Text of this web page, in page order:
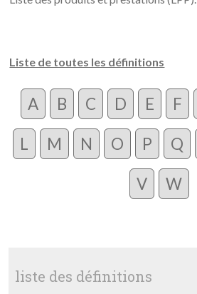
Liste de toutes les définitions
A B C D E F
L M N O P Q
V W
liste des définitions